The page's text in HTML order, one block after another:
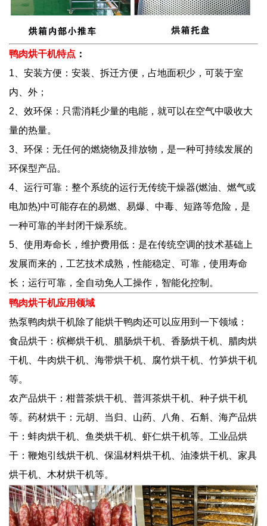
鸭肉烘干机特点 ：
1、安装方便：安装、拆迁方便，占地面积少，可装于室
内、外；
2、效环保：只需消耗少量的电能，就可以在空气中吸收大
量的热量。
3、环保：无任何的燃烧物及排放物，是一种可持续发展的
环保型产品。
4、运行可靠：整个系统的运行无传统干燥器(燃油、燃气或
电加热)中可能存在的易燃、易爆、中毒、短路等危险，是
一种可靠的半封闭干燥系统。
5、使用寿命长，维护费用低：是在传统空调的技术基础上
发展而来的，工艺技术成熟，性能稳定、可靠，使用寿命
长；运行可靠，全自动免人工操作，智能化控制。
鸭肉烘干机应用领域
热泵鸭肉烘干机除了能烘干鸭肉还可以应用到一下领域：
食品烘干：槟榔烘干机、腊肠烘干机、香肠烘干机、腊肉烘
干机、牛肉烘干机、海带烘干机、腐竹烘干机、竹笋烘干机
等。
农产品烘干：柑普茶烘干机、普洱茶烘干机、种子烘干机
等。药材烘干：元胡、当归、山药、八角、石斛、海产品烘
干：蚌肉烘干机、鱼类烘干机、虾仁烘干机等。工业品烘
干：鞭炮引线烘干机、保温材料烘干机、油漆烘干机、家具
烘干机、木材烘干机等。